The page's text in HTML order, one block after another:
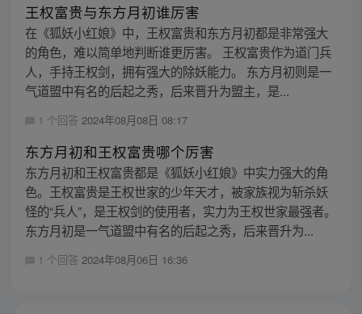
王权富贵与东方月初谁厉害
在《狐妖小红娘》中，王权富贵和东方月初都是非常强大
的角色，难以简单地判断谁更厉害。 王权富贵作为道门兵
人，手持王权剑，拥有强大的除妖能力。 东方月初则是一
气道盟中有名的后起之秀，后来晋升为盟主，是...
1 个回答 2024年08月08日 08:17
东方月初和王权富贵哪个厉害
东方月初和王权富贵都是《狐妖小红娘》中实力强大的角
色。王权富贵是王权世家的少年天才，被家族视为斩杀妖
怪的“兵人”，是王权剑的使用者，实力为王权世家最强者。
东方月初是一气道盟中有名的后起之秀，后来晋升为...
1 个回答 2024年08月06日 16:36